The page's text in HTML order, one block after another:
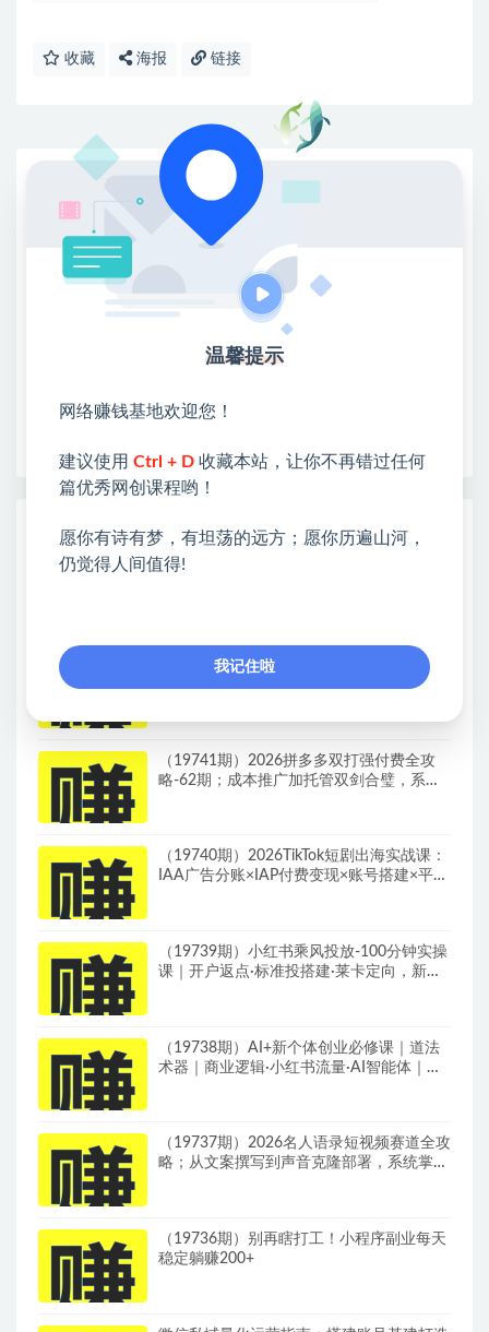
收藏 海报 链接
网赚基地简介
站长微信：无
❤本站：本站整合多方资源站，主要面向互联网创业
类&副业类，资源丰富 物超所值。
❤能助您：找项目 + 低成本创业 + 减少信息差 + 见识
❤本站为众多团队提供了重要价值，也为众多创业者
❤如果您也依存于互联网，欢迎加入本站会员，将尽
热门课程展示
Walmart（沃尔玛）超市浏览标注项目，单
（19742期）2026淘宝从零到爆2.0第85
期；主推款五项高权重初始设置，改销量评
（19741期）2026拼多多双打强付费全攻
略-62期；成本推广加托管双剑合璧，系统
（19740期）2026TikTok短剧出海实战课：
IAA广告分账×IAP付费变现×账号搭建×平台
（19739期）小红书乘风投放-100分钟实操
课｜开户返点·标准投搭建·莱卡定向，新店
（19738期）AI+新个体创业必修课｜道法
术器｜商业逻辑·小红书流量·AI智能体｜低
（19737期）2026名人语录短视频赛道全攻
略；从文案撰写到声音克隆部署，系统掌握
（19736期）别再瞎打工！小程序副业每天
稳定躺赚200+
温馨提示
网络赚钱基地欢迎您！
建议使用 Ctrl + D 收藏本站，让你不再错过任何
篇优秀网创课程哟！
愿你有诗有梦，有坦荡的远方；愿你历遍山河，
仍觉得人间值得!
我记住啦